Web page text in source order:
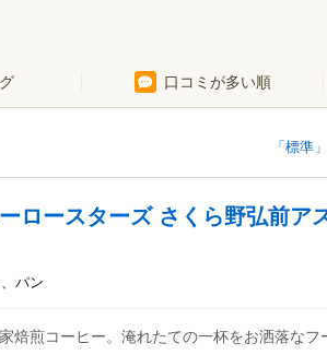
口コミが多い順
「標準
ロースターズ さくら野弘前ア
パン
焙煎コーヒー。淹れたての一杯をお洒落な